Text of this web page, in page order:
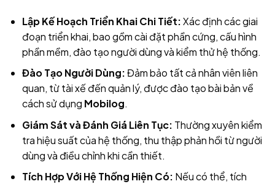
Lập Kế Hoạch Triển Khai Chi Tiết:Xác định các giai
đoạn triển khai, bao gồm cài đặt phần cứng, cấu hình
phần mềm, đào tạo người dùng và kiểm thử hệ thống.
Đào Tạo Người Dùng:Đảm bảo tất cả nhân viên liên
quan, từ tài xế đến quản lý, được đào tạo bài bản về
cách sử dụng Mobilog.
Giám Sát và Đánh Giá Liên Tục: Thường xuyên kiểm
tra hiệu suất của hệ thống, thu thập phản hồi từ người
dùng và điều chỉnh khi cần thiết.
Tích Hợp Với Hệ Thống Hiện Có: Nếu có thể, tích